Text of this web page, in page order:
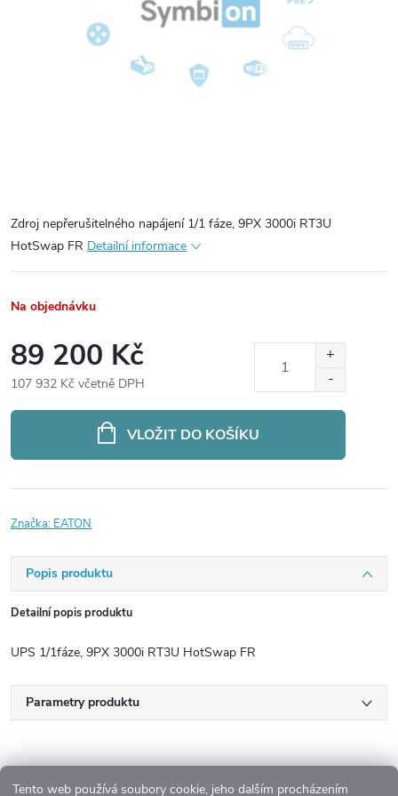
Tento web používá soubory cookie, jeho dalším procházením
Zdroj nepřerušitelného napájení 1/1 fáze, 9PX 3000i RT3U
HotSwap FR Detailní informace
Na objednávku
89 200 Kč
107 932 Kč včetně DPH
VLOŽIT DO KOŠÍKU
Značka: EATON
Popis produktu
Detailní popis produktu
UPS 1/1fáze, 9PX 3000i RT3U HotSwap FR
Parametry produktu